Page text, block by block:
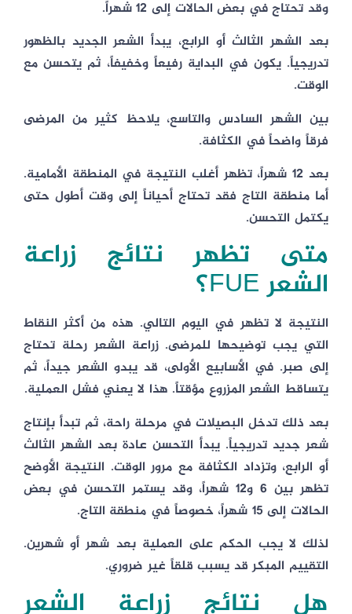
وقد تحتاج في بعض الحالات إلى 12 شهراً.
بعد الشهر الثالث أو الرابع، يبدأ الشعر الجديد بالظهور
تدريجياً. يكون في البداية رفيعاً وخفيفاً، ثم يتحسن مع
الوقت.
بين الشهر السادس والتاسع، يلاحظ كثير من المرضى
فرقاً واضحاً في الكثافة.
بعد 12 شهراً، تظهر أغلب النتيجة في المنطقة الأمامية.
أما منطقة التاج فقد تحتاج أحياناً إلى وقت أطول حتى
يكتمل التحسن.
متى تظهر نتائج زراعة
الشعر FUE؟
النتيجة لا تظهر في اليوم التالي. هذه من أكثر النقاط
التي يجب توضيحها للمرضى. زراعة الشعر رحلة تحتاج
إلى صبر. في الأسابيع الأولى، قد يبدو الشعر جيداً، ثم
يتساقط الشعر المزروع مؤقتاً. هذا لا يعني فشل العملية.
بعد ذلك تدخل البصيلات في مرحلة راحة، ثم تبدأ بإنتاج
شعر جديد تدريجياً. يبدأ التحسن عادة بعد الشهر الثالث
أو الرابع، وتزداد الكثافة مع مرور الوقت. النتيجة الأوضح
تظهر بين 6 و12 شهراً، وقد يستمر التحسن في بعض
الحالات إلى 15 شهراً، خصوصاً في منطقة التاج.
لذلك لا يجب الحكم على العملية بعد شهر أو شهرين.
التقييم المبكر قد يسبب قلقاً غير ضروري.
هل نتائج زراعة الشعر